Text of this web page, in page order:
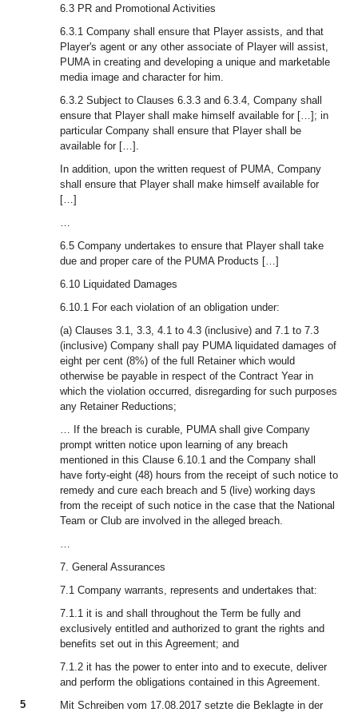
6.3 PR and Promotional Activities
6.3.1 Company shall ensure that Player assists, and that
Player's agent or any other associate of Player will assist,
PUMA in creating and developing a unique and marketable
media image and character for him.
6.3.2 Subject to Clauses 6.3.3 and 6.3.4, Company shall
ensure that Player shall make himself available for […]; in
particular Company shall ensure that Player shall be
available for […].
In addition, upon the written request of PUMA, Company
shall ensure that Player shall make himself available for
[…]
…
6.5 Company undertakes to ensure that Player shall take
due and proper care of the PUMA Products […]
6.10 Liquidated Damages
6.10.1 For each violation of an obligation under:
(a) Clauses 3.1, 3.3, 4.1 to 4.3 (inclusive) and 7.1 to 7.3
(inclusive) Company shall pay PUMA liquidated damages of
eight per cent (8%) of the full Retainer which would
otherwise be payable in respect of the Contract Year in
which the violation occurred, disregarding for such purposes
any Retainer Reductions;
… If the breach is curable, PUMA shall give Company
prompt written notice upon learning of any breach
mentioned in this Clause 6.10.1 and the Company shall
have forty-eight (48) hours from the receipt of such notice to
remedy and cure each breach and 5 (live) working days
from the receipt of such notice in the case that the National
Team or Club are involved in the alleged breach.
…
7. General Assurances
7.1 Company warrants, represents and undertakes that:
7.1.1 it is and shall throughout the Term be fully and
exclusively entitled and authorized to grant the rights and
benefits set out in this Agreement; and
7.1.2 it has the power to enter into and to execute, deliver
and perform the obligations contained in this Agreement.
5
Mit Schreiben vom 17.08.2017 setzte die Beklagte in der